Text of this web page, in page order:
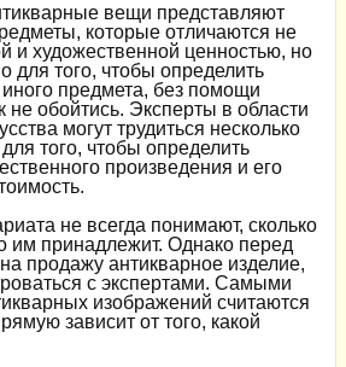
вещи представляют
которые отличаются не
и художественной ценностью, но
для того, чтобы определить
иного предмета, без помощи
не обойтись. Эксперты в области
могут трудиться несколько
того, чтобы определить
произведения и его
не всегда понимают, сколько
им принадлежит. Однако перед
продажу антикварное изделие,
с экспертами. Самыми
изображений считаются
зависит от того, какой